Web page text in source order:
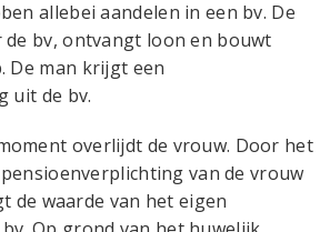
allebei aandelen in een bv. De
bv, ontvangt loon en bouwt
De man krijgt een
uit de bv.
overlijdt de vrouw. Door het
van de vrouw
de waarde van het eigen